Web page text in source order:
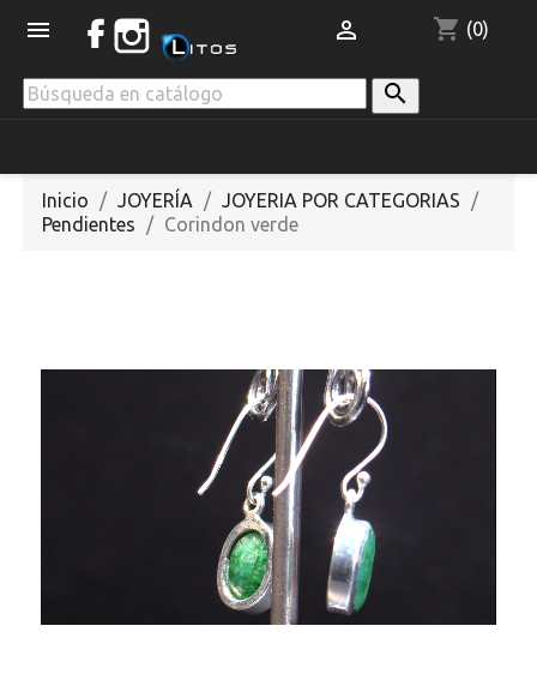
 shopping_cart (0)


Inicio JOYERÍA
JOYERIA POR CATEGORIAS
Pendientes
Corindon verde